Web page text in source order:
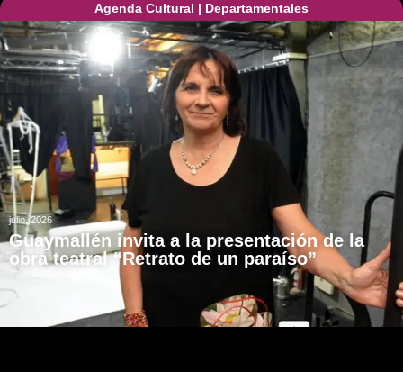
Agenda Cultural | Departamentales
julio, 2026
Guaymallén invita a la presentación de la
obra teatral “Retrato de un paraíso”